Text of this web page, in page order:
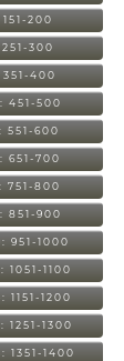
200
300
400
451-500
551-600
651-700
751-800
851-900
951-1000
1051-1100
1151-1200
1251-1300
1351-1400